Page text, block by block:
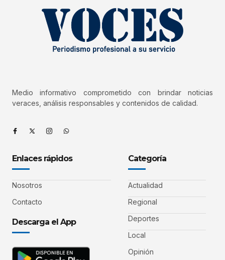
Medio informativo comprometido con brindar noticias
veraces, análisis responsables y contenidos de calidad.
Enlaces rápidos
Nosotros
Contacto
Descarga el App
Categoría
Actualidad
Regional
Deportes
Local
Opinión